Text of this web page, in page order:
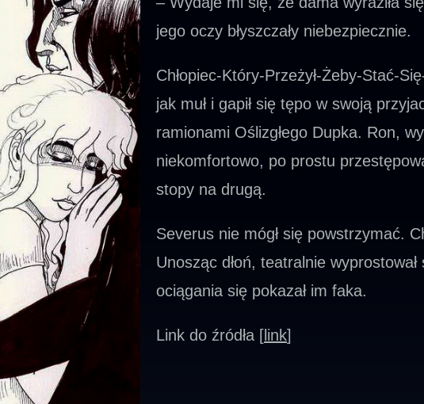
jego oczy błyszczały niebezpiecznie.
Chłopiec-Który-Przeżył-Żeby-Stać-
jak muł i gapił się tępo w swoją
ramionami Oślizgłego Dupka. Ron,
niekomfortowo, po prostu
stopy na drugą.
Severus nie mógł się powstrzymać.
Unosząc dłoń, teatralnie
ociągania się pokazał im faka.
Link do źródła [ link]